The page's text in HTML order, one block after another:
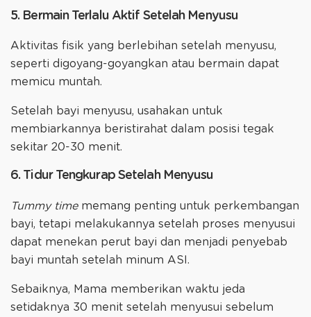
5. Bermain Terlalu Aktif Setelah Menyusu
Aktivitas fisik yang berlebihan setelah menyusu,
seperti digoyang-goyangkan atau bermain dapat
memicu muntah.
Setelah bayi menyusu, usahakan untuk
membiarkannya beristirahat dalam posisi tegak
sekitar 20-30 menit.
6. Tidur Tengkurap Setelah Menyusu
Tummy timememang penting untuk perkembangan
bayi, tetapi melakukannya setelah proses menyusui
dapat menekan perut bayi dan menjadi penyebab
bayi muntah setelah minum ASI.
Sebaiknya, Mama memberikan waktu jeda
setidaknya 30 menit setelah menyusui sebelum